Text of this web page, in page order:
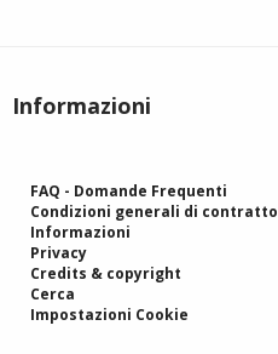
Informazioni
FAQ - Domande Frequenti
Condizioni generali di contratto
Informazioni
Privacy
Credits & copyright
Cerca
Impostazioni Cookie